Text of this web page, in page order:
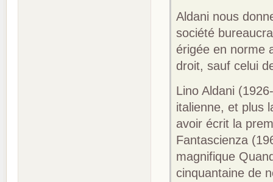
Aldani nous
société
érigée en norme
droit, sauf celui
Lino Aldani
italienne, et plus
avoir écrit la
Fantascienza
magnifique
cinquantaine de